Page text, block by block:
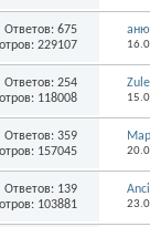
Ответов: 675
229107
Ответов: 254
118008
Ответов: 359
157045
Ответов: 139
103881